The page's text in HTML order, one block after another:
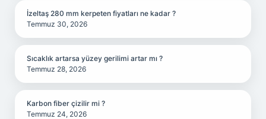
İzeltaş 280 mm kerpeten fiyatları ne kadar ?
Temmuz 30, 2026
Sıcaklık artarsa yüzey gerilimi artar mı ?
Temmuz 28, 2026
Karbon fiber çizilir mi ?
Temmuz 24, 2026